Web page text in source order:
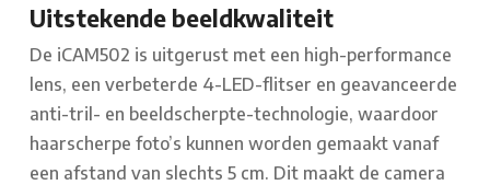
Uitstekende beeldkwaliteit
De iCAM502 is uitgerust met een high-performance
lens, een verbeterde 4-LED-flitser en geavanceerde
anti-tril- en beeldscherpte-technologie, waardoor
haarscherpe foto’s kunnen worden gemaakt vanaf
een afstand van slechts 5 cm. Dit maakt de camera